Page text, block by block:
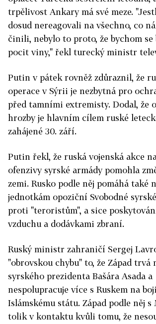
trpělivost Ankary má své meze.
dosud nereagovali na všechno, co
činili, nebylo to proto, že bychom se
pocit viny," řekl turecký ministr
Putin v pátek rovněž zdůraznil, že
operace v Sýrii je nezbytná pro
před tamními extremisty. Dodal, že
hrozby je hlavním cílem ruské
zahájené 30. září.
Putin řekl, že ruská vojenská akce
ofenzivy syrské armády pomohla
zemi. Rusko podle něj pomáhá také
jednotkám opoziční Svobodné
proti "teroristům", a sice
vzduchu a dodávkami zbraní.
Ruský ministr zahraničí Sergej
"obrovskou chybu" to, že Západ trvá
syrského prezidenta Bašára Asada a
nespolupracuje více s Ruskem na
Islámskému státu. Západ podle něj
tolik v kontaktu kvůli tomu, že